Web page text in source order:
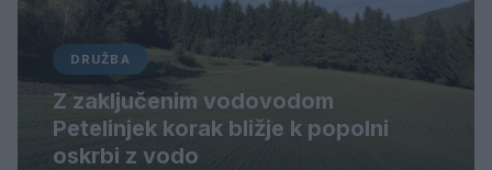
DRUŽBA
Z zaključenim vodovodom
Petelinjek korak bližje k popolni
oskrbi z vodo